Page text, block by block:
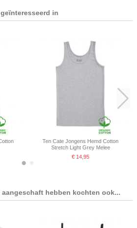
in
Ten Cate Jongens Hemd Cotton
Stretch Light Grey Melee
€ 14,95
hebben kochten ook...